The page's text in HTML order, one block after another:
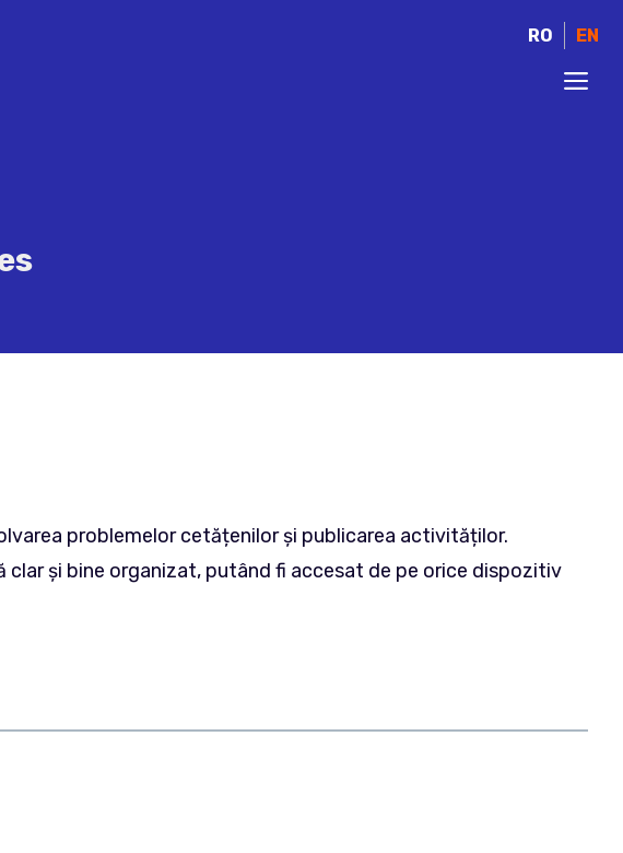
RO EN
problemelor cetățenilor și publicarea activităților.
și bine organizat, putând fi accesat de pe orice dispozitiv